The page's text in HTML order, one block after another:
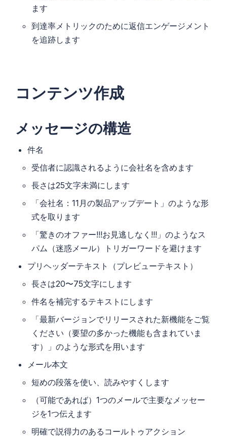
ます
到達率メトリックのために返信エンゲージメント
を追跡します
コンテンツ作成
メッセージの構造
件名
受信者に認識されるように会社名を含めます
長さは25文字未満にします
「会社名：11月の製品アップデート」のような形
式を取ります
「驚きのオファー!!!お見逃しなく!!!」のようなス
パム（迷惑メール）トリガーワードを避けます
プリヘッダーテキスト（プレビューテキスト）
長さは20〜75文字にします
件名を補完するテキストにします
「最新バージョンでリリースされた新機能をご覧
ください（要望の多かった機能も含まれていま
す）」のような形式を用います
メール本文
短めの段落を使い、読みやすくします
（可能であれば）1つのメールで主要なメッセー
ジを1つ伝えます
明確で説得力のあるコールトゥアクション